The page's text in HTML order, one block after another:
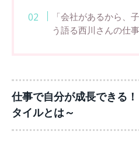
「会社があるから、
う語る西川さんの仕
仕事で自分が成長できる
タイルとは～